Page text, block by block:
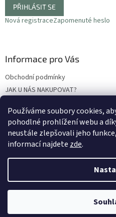
Používáme soubory cookies,
pohodlné prohlížení webu a
neustále zlepšovali jeho
informací najdete zde.
PŘIHLÁSIT SE
Nová registraceZapomenuté heslo
Informace pro Vás
Obchodní podmínky
JAK U NÁS NAKUPOVAT?
Odstoupení od smlouvy
Reklamační protokol
LETOKRUH.